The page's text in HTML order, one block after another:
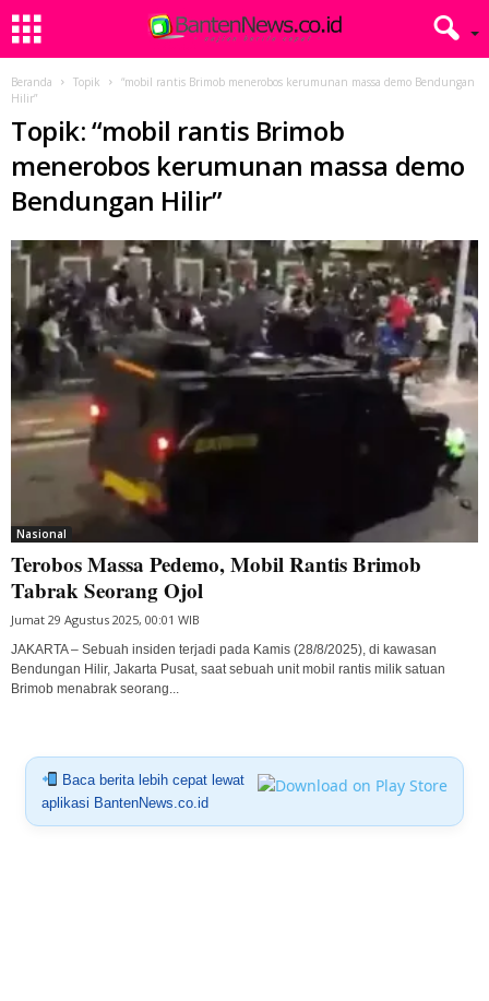
Beranda Topik
“mobil rantis Brimob menerobos kerumunan massa demo Bendungan
Hilir”
Topik: “mobil rantis Brimob
menerobos kerumunan massa demo
Bendungan Hilir”
Nasional
Terobos Massa Pedemo, Mobil Rantis Brimob
Tabrak Seorang Ojol
Jumat 29 Agustus 2025, 00:01 WIB
JAKARTA – Sebuah insiden terjadi pada Kamis (28/8/2025), di kawasan
Bendungan Hilir, Jakarta Pusat, saat sebuah unit mobil rantis milik satuan
Brimob menabrak seorang...
Baca berita lebih cepat lewat
aplikasi BantenNews.co.id